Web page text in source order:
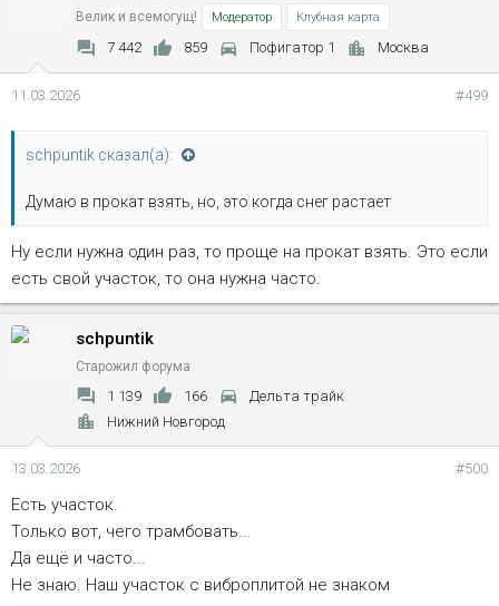
Велик и всемогущ! Модератор Клубная карта
7 442 859 Пофигатор 1 Москва
11.03.2026 #499
schpuntik сказал(а):
Думаю в прокат взять, но, это когда снег растает
Ну если нужна один раз, то проще на прокат взять. Это если
есть свой участок, то она нужна часто.
schpuntik
Старожил форума
1 139 166
Дельта трайк
Нижний Новгород
13.03.2026 #500
Есть участок.
Только вот, чего трамбовать...
Да ещё и часто...
Не знаю. Наш участок с виброплитой не знаком